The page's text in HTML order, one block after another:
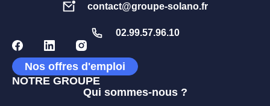
contact@groupe-solano.fr
02.99.57.96.10
Nos offres d'emploi
NOTRE GROUPE
Qui sommes-nous ?